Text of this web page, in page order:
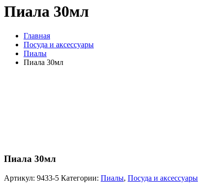
Пиала 30мл
Главная
Посуда и аксессуары
Пиалы
Пиала 30мл
Пиала 30мл
Артикул: 9433-5 Категории: Пиалы, Посуда и аксессуары